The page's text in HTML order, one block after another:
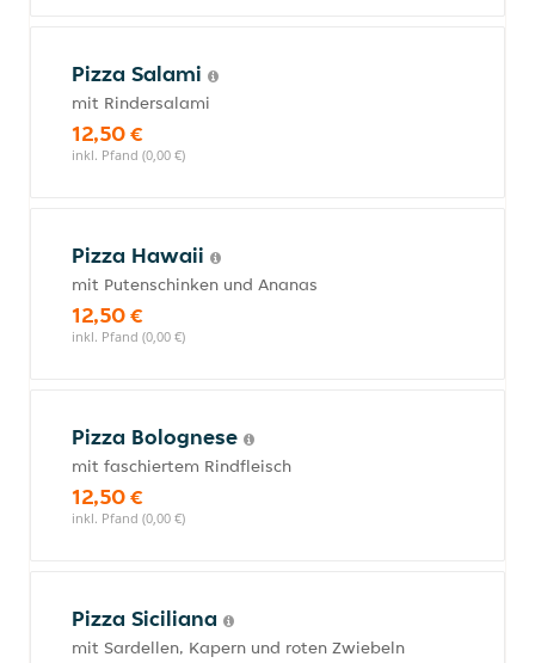
Pizza Salami
mit Rindersalami
12,50 €
inkl. Pfand (0,00 €)
Pizza Hawaii
mit Putenschinken und Ananas
12,50 €
inkl. Pfand (0,00 €)
Pizza Bolognese
mit faschiertem Rindfleisch
12,50 €
inkl. Pfand (0,00 €)
Pizza Siciliana
mit Sardellen, Kapern und roten Zwiebeln